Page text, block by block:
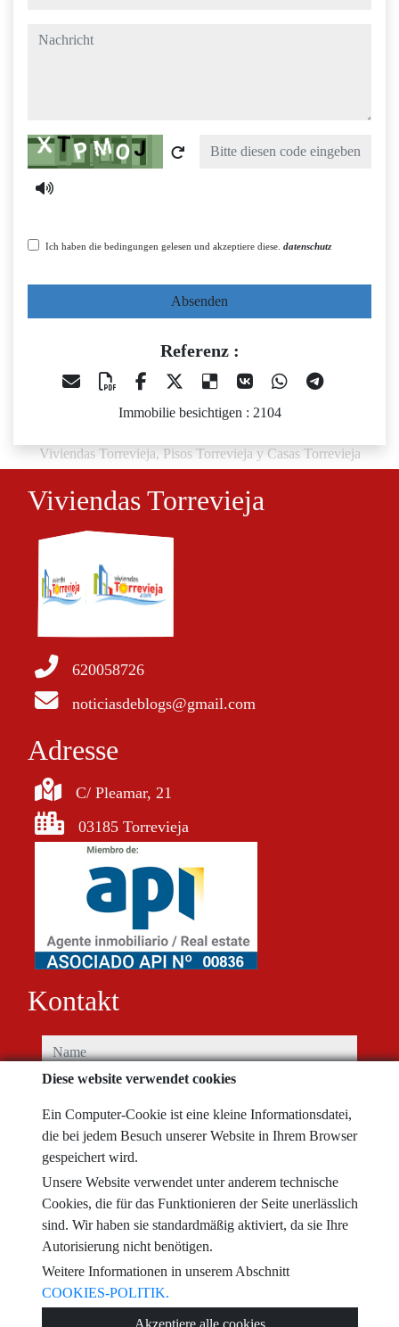
nachricht
Captcha
Ich haben die bedingungen gelesen und akzeptiere diese. datenschutz
Absenden
Referenz :
Immobilie besichtigen : 2104
Viviendas Torrevieja, Pisos Torrevieja y Casas Torrevieja
Viviendas Torrevieja
620058726
noticiasdeblogs@gmail.com
Adresse
C/ Pleamar, 21
03185 Torrevieja
Kontakt
name
e-mail
nachricht
Diese website verwendet cookies
Ein Computer-Cookie ist eine kleine Informationsdatei,
die bei jedem Besuch unserer Website in Ihrem Browser
gespeichert wird.
Unsere Website verwendet unter anderem technische
Cookies, die für das Funktionieren der Seite unerlässlich
sind. Wir haben sie standardmäßig aktiviert, da sie Ihre
Autorisierung nicht benötigen.
Weitere Informationen in unserem Abschnitt
COOKIES-POLITIK.
Akzeptiere alle cookies